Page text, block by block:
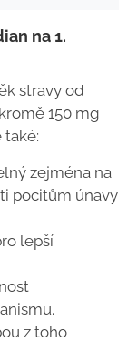
na 1.
stravy od
150 mg
také:
zejména na
pocitům únavy
lepší
z toho